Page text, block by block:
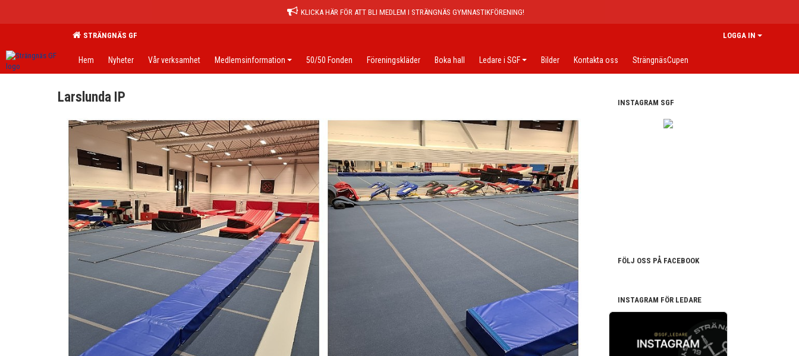
KLICKA HÄR FÖR ATT BLI MEDLEM I STRÄNGNÄS GYMNASTIKFÖRENING!
STRÄNGNÄS GF LOGGA IN
Hem Nyheter Vår verksamhet Medlemsinformation 50/50 Fonden Föreningskläder Boka hall Ledare i SGF Bilder Kontakta oss SträngnäsCupen
Larslunda IP INSTAGRAM SGF
FÖLJ OSS PÅ FACEBOOK
INSTAGRAM FÖR LEDARE